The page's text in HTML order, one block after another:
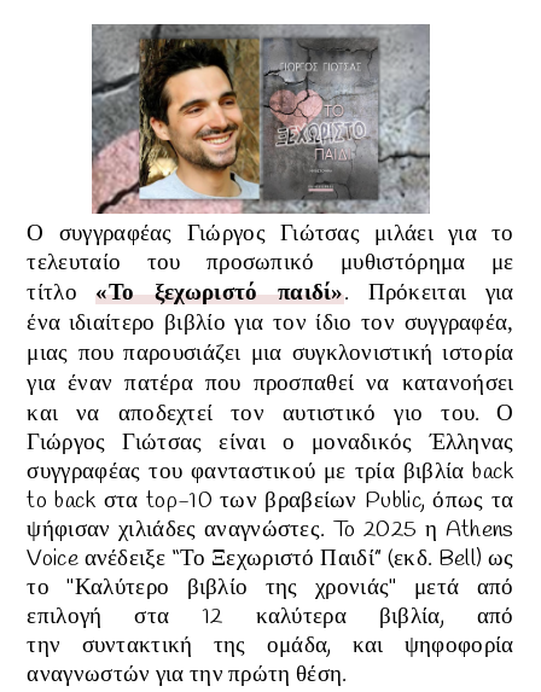
Ο συγγραφέας Γιώργος Γιώτσας μιλάει για το
τελευταίο του προσωπικό μυθιστόρημα με
τίτλο«Το ξεχωριστό παιδί». Πρόκειται για
ένα ιδιαίτερο βιβλίο για τον ίδιο τον συγγραφέα,
μιας που παρουσιάζει μια συγκλονιστική ιστορία
για έναν πατέρα που προσπαθεί να κατανοήσει
και να αποδεχτεί τον αυτιστικό γιο του.Ο
ΓιώργοςΓιώτσαςείναι ο μοναδικός Έλληνας
συγγραφέας του φανταστικού με τρία βιβλία back
to back στα top-10 των βραβείων Public, όπως τα
ψήφισαν χιλιάδες αναγνώστες. To 2025 η Athens
Voice ανέδειξε “Το Ξεχωριστό Παιδί” (εκδ. Bell) ως
το "Καλύτερο βιβλίο της χρονιάς" μετά από
επιλογή στα 12 καλύτερα βιβλία, από
την συντακτική της ομάδα, και ψηφοφορία
αναγνωστών για την πρώτη θέση.